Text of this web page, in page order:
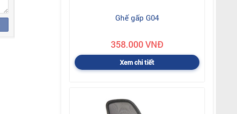
Ghế gấp G04
358.000 VNĐ
Xem chi tiết